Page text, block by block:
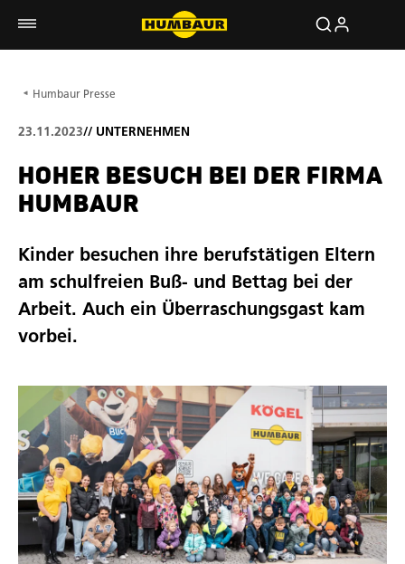
Humbaur Presse
23.11.2023// UNTERNEHMEN
HOHER BESUCH BEI DER FIRMA
HUMBAUR
Kinder besuchen ihre berufstätigen Eltern
am schulfreien Buß- und Bettag bei der
Arbeit. Auch ein Überraschungsgast kam
vorbei.